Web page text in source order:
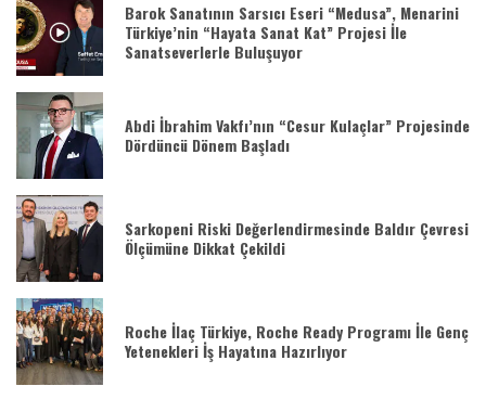
Barok Sanatının Sarsıcı Eseri “Medusa”, Menarini
Türkiye’nin “Hayata Sanat Kat” Projesi İle
Sanatseverlerle Buluşuyor
Abdi İbrahim Vakfı’nın “Cesur Kulaçlar” Projesinde
Dördüncü Dönem Başladı
Sarkopeni Riski Değerlendirmesinde Baldır Çevresi
Ölçümüne Dikkat Çekildi
Roche İlaç Türkiye, Roche Ready Programı İle Genç
Yetenekleri İş Hayatına Hazırlıyor